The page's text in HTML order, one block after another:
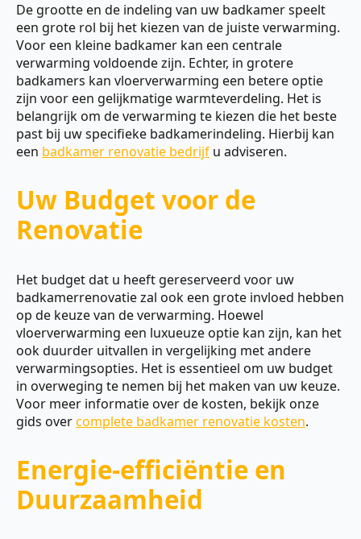
De grootte en de indeling van uw badkamer speelt
een grote rol bij het kiezen van de juiste verwarming.
Voor een kleine badkamer kan een centrale
verwarming voldoende zijn. Echter, in grotere
badkamers kan vloerverwarming een betere optie
zijn voor een gelijkmatige warmteverdeling. Het is
belangrijk om de verwarming te kiezen die het beste
past bij uw specifieke badkamerindeling. Hierbij kan
een badkamer renovatie bedrijf u adviseren.
Uw Budget voor de
Renovatie
Het budget dat u heeft gereserveerd voor uw
badkamerrenovatie zal ook een grote invloed hebben
op de keuze van de verwarming. Hoewel
vloerverwarming een luxueuze optie kan zijn, kan het
ook duurder uitvallen in vergelijking met andere
verwarmingsopties. Het is essentieel om uw budget
in overweging te nemen bij het maken van uw keuze.
Voor meer informatie over de kosten, bekijk onze
gids overcomplete badkamer renovatie kosten.
Energie-efficiëntie en
Duurzaamheid